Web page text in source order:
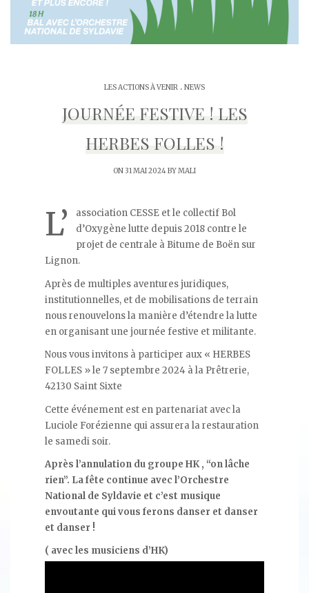
LES ACTIONS À VENIR . NEWS
JOURNÉE FESTIVE ! LES
HERBES FOLLES !
ON 31 MAI 2024 BYMALI
L’
association CESSE et le collectif Bol
d’Oxygène lutte depuis 2018 contre le
projet de centrale à Bitume de Boën sur
Lignon.
Après de multiples aventures juridiques,
institutionnelles, et de mobilisations de terrain
nous renouvelons la manière d’étendre la lutte
en organisant une journée festive et militante.
Nous vous invitons à participer aux « HERBES
FOLLES » le 7 septembre 2024 à la Prêtrerie,
42130 Saint Sixte
Cette événement est en partenariat avec la
Luciole Forézienne qui assurera la restauration
le samedi soir.
Après l’annulation du groupe HK , “on lâche
rien”. La fête continue avec l’Orchestre
National de Syldavie et c’est musique
envoutante qui vous ferons danser et danser
et danser !
( avec les musiciens d’HK)